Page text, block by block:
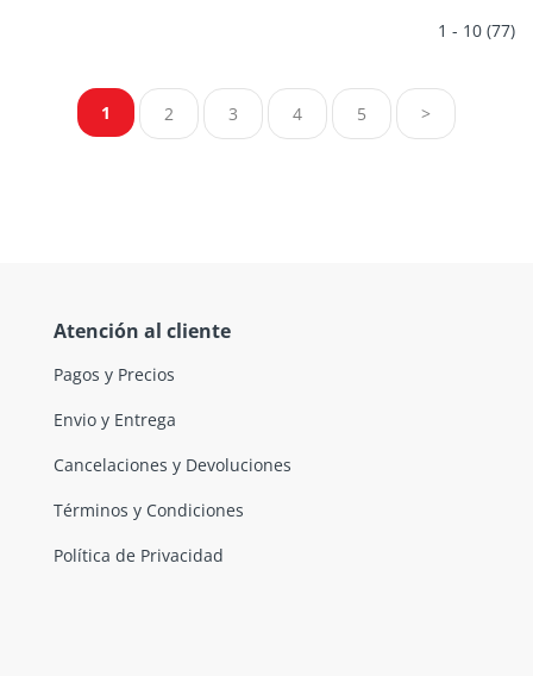
1 - 10 (77)
1 2 3 4 5 >
Atención al cliente
Pagos y Precios
Envio y Entrega
Cancelaciones y Devoluciones
Términos y Condiciones
Política de Privacidad